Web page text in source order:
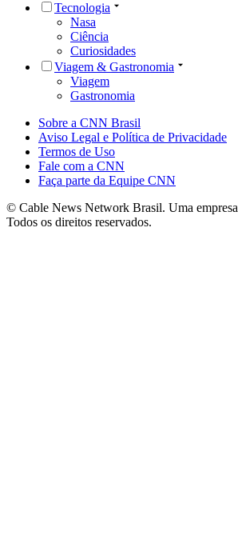
Tecnologia
Nasa
Ciência
Curiosidades
Viagem & Gastronomia
Viagem
Gastronomia
Sobre a CNN Brasil
Aviso Legal e Política de Privacidade
Termos de Uso
Fale com a CNN
Faça parte da Equipe CNN
© Cable News Network Brasil. Uma
Todos os direitos reservados.